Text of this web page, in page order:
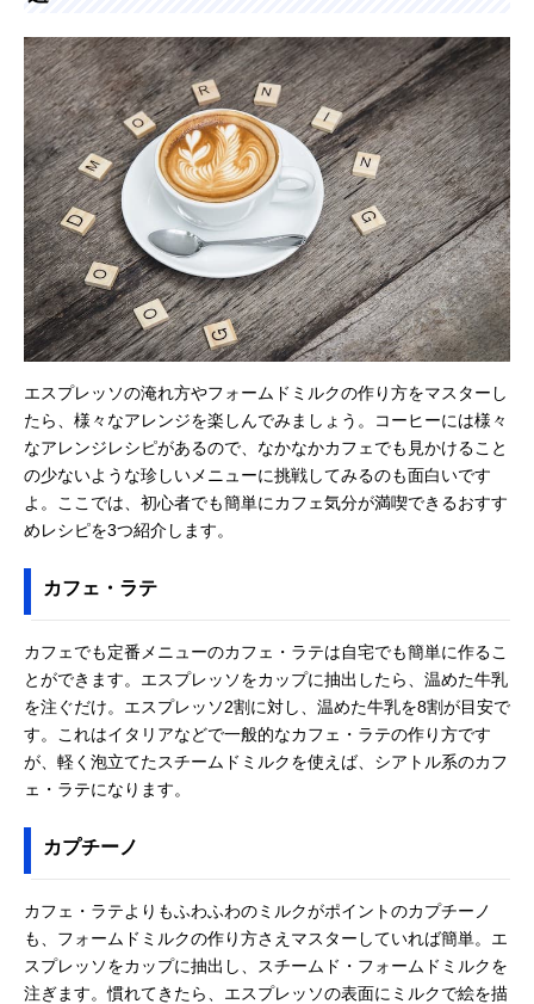
エスプレッソの淹れ方やフォームドミルクの作り方をマスターし
たら、様々なアレンジを楽しんでみましょう。コーヒーには様々
なアレンジレシピがあるので、なかなかカフェでも見かけること
の少ないような珍しいメニューに挑戦してみるのも面白いです
よ。ここでは、初心者でも簡単にカフェ気分が満喫できるおすす
めレシピを3つ紹介します。
カフェ・ラテ
カフェでも定番メニューのカフェ・ラテは自宅でも簡単に作るこ
とができます。エスプレッソをカップに抽出したら、温めた牛乳
を注ぐだけ。エスプレッソ2割に対し、温めた牛乳を8割が目安で
す。これはイタリアなどで一般的なカフェ・ラテの作り方です
が、軽く泡立てたスチームドミルクを使えば、シアトル系のカフ
ェ・ラテになります。
カプチーノ
カフェ・ラテよりもふわふわのミルクがポイントのカプチーノ
も、フォームドミルクの作り方さえマスターしていれば簡単。エ
スプレッソをカップに抽出し、スチームド・フォームドミルクを
注ぎます。慣れてきたら、エスプレッソの表面にミルクで絵を描